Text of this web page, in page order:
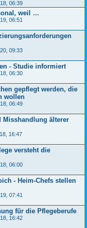
06:39
weil …
06:51
09:33
- Studie informiert
06:30
gepflegt werden, die
wollen
06:49
Misshandlung älterer
16:47
versteht die
06:00
- Heim-Chefs stellen
07:41
für die Pflegeberufe
16:42